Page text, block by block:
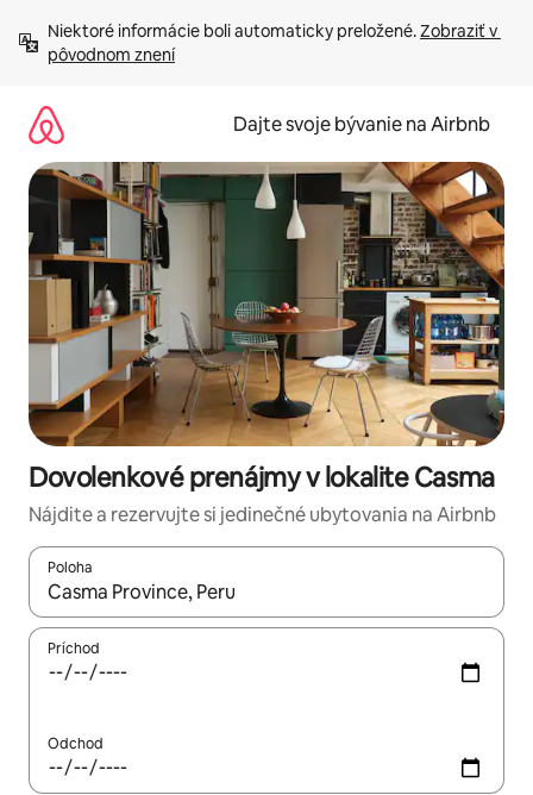
obsah.
Niektoré informácie boli automaticky preložené. Zobraziť v
pôvodnom znení
Dajte svoje bývanie na Airbnb
Dovolenkové prenájmy v lokalite Casma
Nájdite a rezervujte si jedinečné ubytovania na Airbnb
Poloha
Keď budú výsledky k dispozícii, môžete si ich prechádzať
Príchod
Odchod